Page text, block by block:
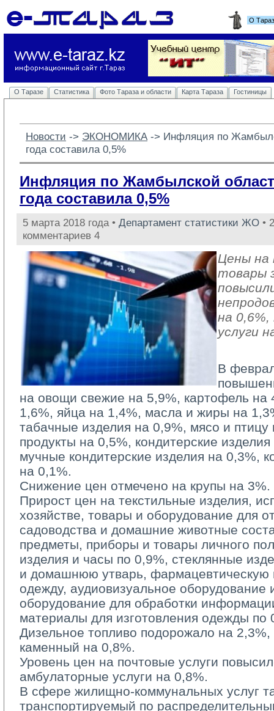
О
О Таразе Статистика Фото Тараза и области Карта Тараза Гостиницы
Новости -> ЭКОНОМИКА -> Инфляция по
года составила 0,5%
Инфляция по Жамбылской
года составила 0,5%
5 марта 2018 года • Департамент статистики ЖО •
комментариев 4
Цены на
товары
на
услуги
В
на овощи свежие на 5,9%, картофель на
1,6%, яйца на 1,4%, масла и жиры на
табачные изделия на 0,9%, мясо и
продукты на 0,5%, кондитерские
мучные кондитерские изделия на 0,3%,
на 0,1%.
Снижение цен отмечено на крупы на 3%.
Прирост цен на текстильные изделия,
хозяйстве, товары и оборудование для
садоводства и домашние животные
предметы, приборы и товары личного
изделия и часы по 0,9%, стеклянные
и домашнюю утварь, фармацевтическую
одежду, аудиовизуальное оборудование
оборудование для обработки
материалы для изготовления одежды по
Дизельное топливо подорожало на
каменный на 0,8%.
Уровень цен на почтовые услуги
амбулаторные услуги на 0,8%.
В сфере жилищно-коммунальных услуг
транспортируемый по